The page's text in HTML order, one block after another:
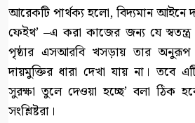
আরেকটি পার্থক্য হলো, বিদ্যমান আইনে
ফেইথ’ –এ করা কাজের জন্য যে
পৃষ্ঠার এসআরবি খসড়ায় তার অনুরূপ
দায়মুক্তির ধারা দেখা যায় না। তবে
সুরক্ষা তুলে দেওয়া হচ্ছে’ বলা ঠিক
সংশ্লিষ্টরা।